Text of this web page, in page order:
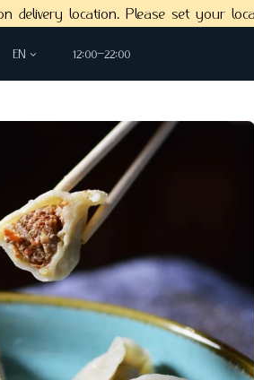
delivery location. Please set your
EN 12:00−22:00